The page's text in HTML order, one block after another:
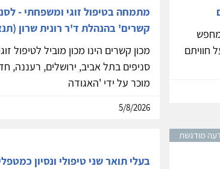
חוויתם
מתמחה בטיפול זוגי ומשפחתי -
קשרים' בהנהלת ד'ר רונית שרון
מכון קשרים הינו מכון מוביל לטיפול
סניפים בתל אביב, ירושלים, רעננה,
מוכר על ידי 'האגודה
5/8/2026
מודגשת